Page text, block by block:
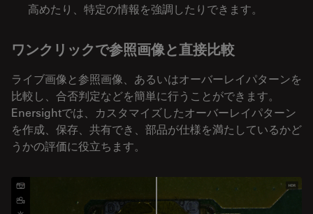
高めたり、特定の情報を強調したりできます。
ワンクリックで参照画像と直接比較
ライブ画像と参照画像、あるいはオーバーレイパターンを
比較し、合否判定などを簡単に行うことができます。
Enersightでは、カスタマイズしたオーバーレイパターン
を作成、保存、共有でき、部品が仕様を満たしているかど
うかの評価に役立ちます。